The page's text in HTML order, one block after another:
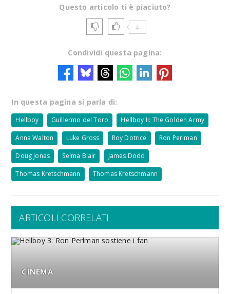
Questo articolo ti è piaciuto?
4
Condividi questa pagina:
In questa pagina si parla di:
Hellboy Guillermo del Toro Hellboy II: The Golden Army
Anna Walton Luke Gross Roy Dotrice Ron Perlman
Doug Jones Selma Blair James Dodd
Thomas Kretschmann Thomas Kretschmann
ARTICOLI CORRELATI
CINEMA